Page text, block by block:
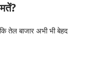
तेल बाजार अभी भी बेहद